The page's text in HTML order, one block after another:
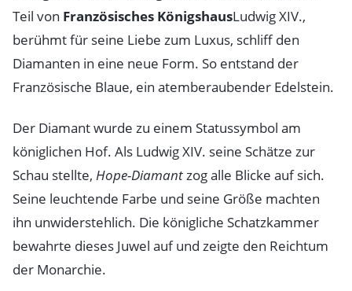
Teil von Französisches KönigshausLudwig XIV.,
berühmt für seine Liebe zum Luxus, schliff den
Diamanten in eine neue Form. So entstand der
Französische Blaue, ein atemberaubender Edelstein.
Der Diamant wurde zu einem Statussymbol am
königlichen Hof. Als Ludwig XIV. seine Schätze zur
Schau stellte, Hope-Diamantzog alle Blicke auf sich.
Seine leuchtende Farbe und seine Größe machten
ihn unwiderstehlich. Die königliche Schatzkammer
bewahrte dieses Juwel auf und zeigte den Reichtum
der Monarchie.